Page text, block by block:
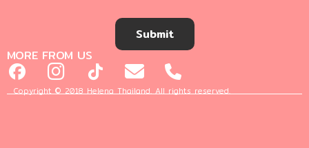
Submit
MORE FROM US
Copyright © 2018 Helena Thailand. All rights reserved.